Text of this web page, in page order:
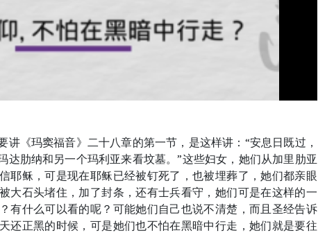
《玛窦福音》二十八章的第一节，是这样讲：“安息日既过，
达肋纳和另一个玛利亚来看坟墓。”这些妇女，她们从加里肋亚
耶稣，可是现在耶稣已经被钉死了，也被埋葬了，她们都亲眼
大石头堵住，加了封条，还有士兵看守，她们可是在这样的一
有什么可以看的呢？可能她们自己也说不清楚，而且圣经告诉
还正黑的时候，可是她们也不怕在黑暗中行走，她们就是要往